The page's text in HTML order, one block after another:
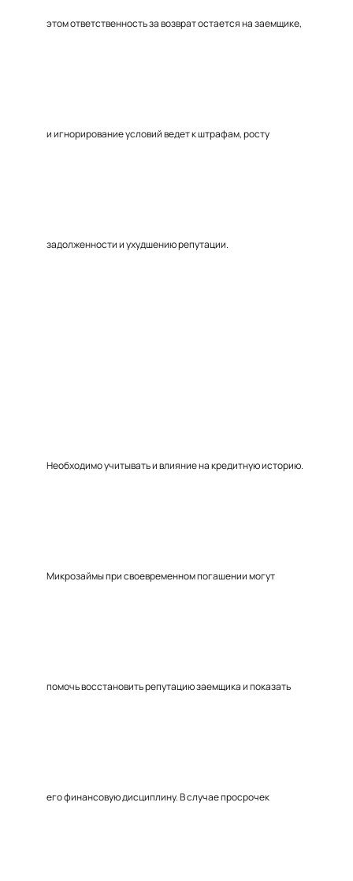
этом ответственность за возврат остается на заемщике,
и игнорирование условий ведет к штрафам, росту
задолженности и ухудшению репутации.
Необходимо учитывать и влияние на кредитную историю.
Микрозаймы при своевременном погашении могут
помочь восстановить репутацию заемщика и показать
его финансовую дисциплину. В случае просрочек